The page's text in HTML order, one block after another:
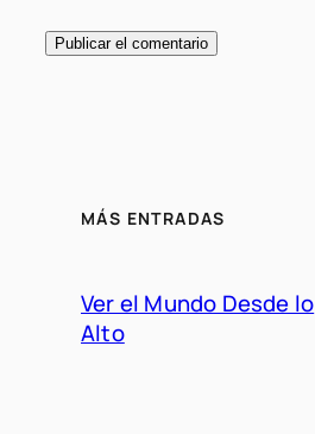
MÁS ENTRADAS
Ver el Mundo Desde lo
Alto